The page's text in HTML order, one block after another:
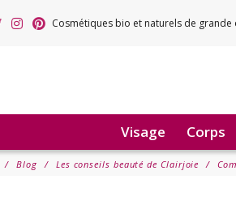
Cosmétiques bio et naturels de grande
Visage Corps
Blog Les conseils beauté de Clairjoie